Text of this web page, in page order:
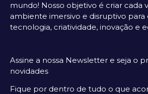
mundo! Nosso objetivo é criar cada
ambiente imersivo e disruptivo
tecnologia, criatividade, inovação e
Assine a nossa Newsletter e seja o
novidades
Fique por dentro de tudo o que